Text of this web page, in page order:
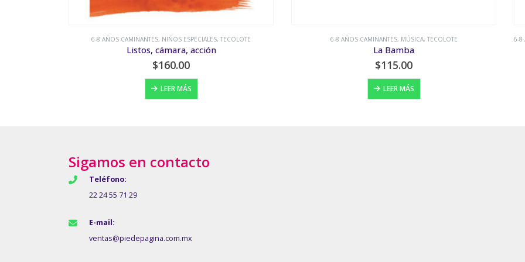
6-8 AÑOS CAMINANTES,MÚSICA,TECOLOTE
La Bamba
$115.00
LEER MÁS
6-8 AÑOS CAMINANTES ,NIÑOS ESPECIALES,TECOLOTE,VALORES Y BUENOS HÁBITOS
Empatados
$160.00
AÑADIR AL CARRITO
Sigamos en contacto
Teléfono:
22 24 55 71 29
E-mail:
ventas@piedepagina.com.mx